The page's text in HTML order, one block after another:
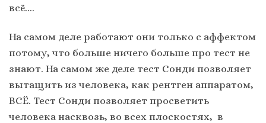
всё….
На самом деле работают они только с аффектом
потому, что больше ничего больше про тест не
знают. На самом же деле тест Сонди позволяет
вытащить из человека, как рентген аппаратом,
ВСЁ. Тест Сонди позволяет просветить
человека насквозь, во всех плоскостях, в